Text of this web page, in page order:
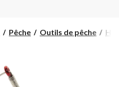
Pêche Outils de pêche